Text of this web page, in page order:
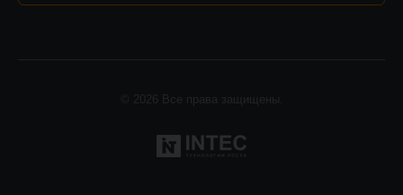
© 2026 Все права защищены.